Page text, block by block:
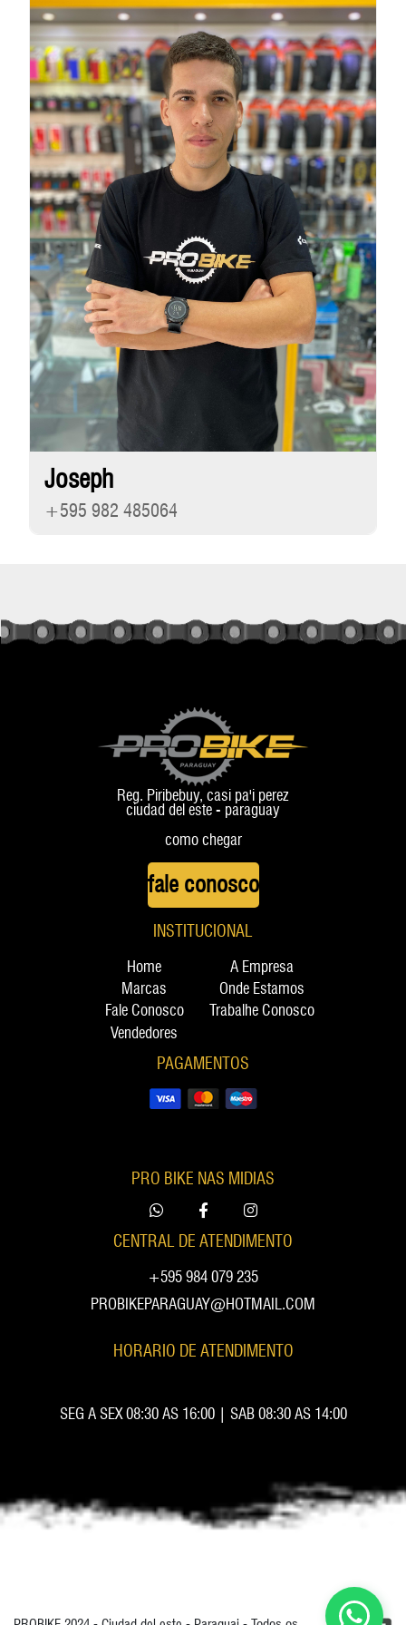
Joseph
+595 982 485064
Reg. Piribebuy, casi pa'i perez
ciudad del este - paraguay
como chegar
fale conosco
INSTITUCIONAL
Home
A Empresa
Marcas
Onde Estamos
Fale Conosco
Trabalhe Conosco
Vendedores
PAGAMENTOS
PRO BIKE NAS MIDIAS
CENTRAL DE ATENDIMENTO
+595 984 079 235
PROBIKEPARAGUAY@HOTMAIL.COM
HORARIO DE ATENDIMENTO
SEG A SEX 08:30 AS 16:00 | SAB 08:30 AS 14:00